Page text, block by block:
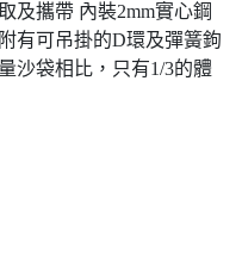
及攜帶 內裝2mm實心鋼
有可吊掛的D環及彈簧鉤
沙袋相比，只有1/3的體